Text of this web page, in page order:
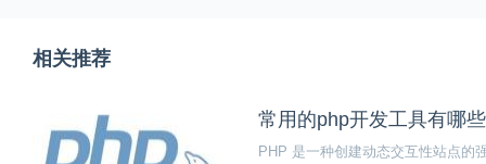
相关推荐
常用的php开发工具有哪
PHP 是一种创建动态交互性站点的